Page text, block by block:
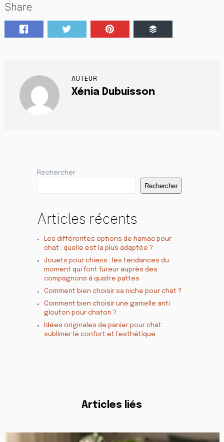
Share
AUTEUR
Xénia Dubuisson
Rechercher
Rechercher
Articles récents
Les différentes options de hamac pour
chat : quelle est la plus adaptée ?
Jouets pour chiens : les tendances du
moment qui font fureur auprès des
compagnons à quatre pattes
Comment bien choisir sa niche pour chat ?
Comment bien choisir une gamelle anti
glouton pour chaton ?
Idées originales de panier pour chat :
sublimer le confort et l’esthétique
Articles liés